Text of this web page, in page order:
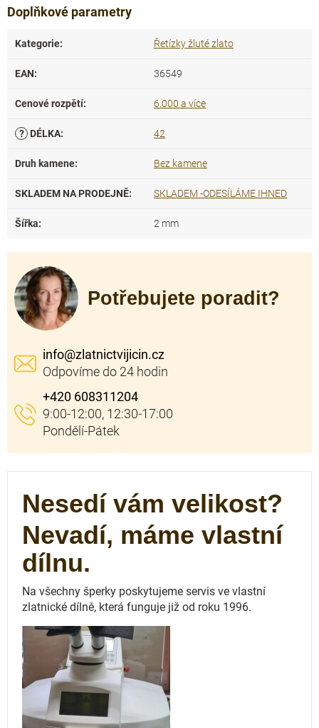
Doplňkové parametry
Kategorie: Řetízky žluté zlato
EAN: 36549
Cenové rozpětí: 6.000 a více
? DÉLKA: 42
Druh kamene: Bez kamene
SKLADEM NA PRODEJNĚ: SKLADEM -ODESÍLÁME IHNED
Šířka: 2 mm
Potřebujete poradit?
info@zlatnictvijicin.cz
+420 608311204
Nesedí vám velikost?
Nevadí, máme vlastní
dílnu.
Na všechny šperky poskytujeme servis ve vlastní
zlatnické dílně, která funguje již od roku 1996.